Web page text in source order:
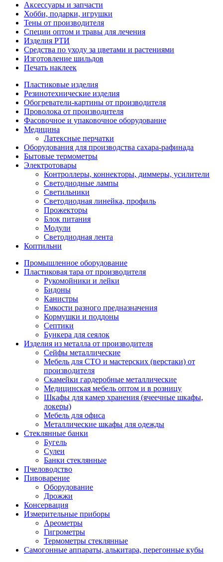
Аксессуары и запчасти
Хобби, подарки, игрушки
Тены от производителя
Специи оптом и травы для лечения
Изделия РТИ
Средства по уходу за цветами и растениями
Изготовление шильдов
Печать наклеек
Пластиковые изделия
Резинотехнические изделия
Обогреватели-картины от производителя
Проволока от производителя
Фасовочное и упаковочное оборудование
Медицина
Латексные перчатки
Оборудования для производства сахара-рафинада
Бытовые термометры
Электротовары
Контроллеры, коннекторы, диммеры, усилители
Светодиодные лампы
Светильники
Светодиодная линейка, профиль
Прожекторы
Блок питания
Модули
Светодиодная лента
Коптильни
Промышленное оборудование
Пластиковая тара от производителя
Рукомойники и лейки
Бидоны
Канистры
Емкости разного предназначения
Кормушки и поддоны
Септики
Бункера для сеялок
Изделия из металла от производителя
Сейфы металлические
Мебель для СТО и мастерских (верстаки) от
производителя
Скамейки гардеробные металлические
Медицинская мебель оптом и в розницу
Шкафы для камер хранения (ячеечные шкафы,
локеры)
Мебель для офиса
Металлические шкафы для одежды
Стеклянные банки
Бугель
Сулеи
Банки стеклянные
Пчеловодство
Пивоварение
Оборудование
Дрожжи
Консервация
Измерительные приборы
Ареометры
Гигрометры
Термометры стеклянные
Самогонные аппараты, алькитара, перегонные кубы